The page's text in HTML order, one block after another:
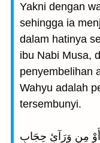
Yakni dengan
sehingga ia
dalam hatinya
ibu Nabi Musa,
penyembelihan
Wahyu adalah
tersembunyi.